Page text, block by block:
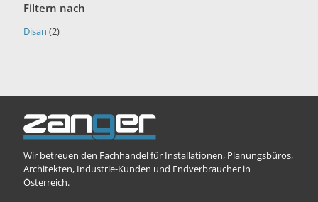
Filtern nach
Disan (2)
Wir betreuen den Fachhandel für Installationen, Planungsbüros,
Architekten, Industrie-Kunden und Endverbraucher in
Österreich.